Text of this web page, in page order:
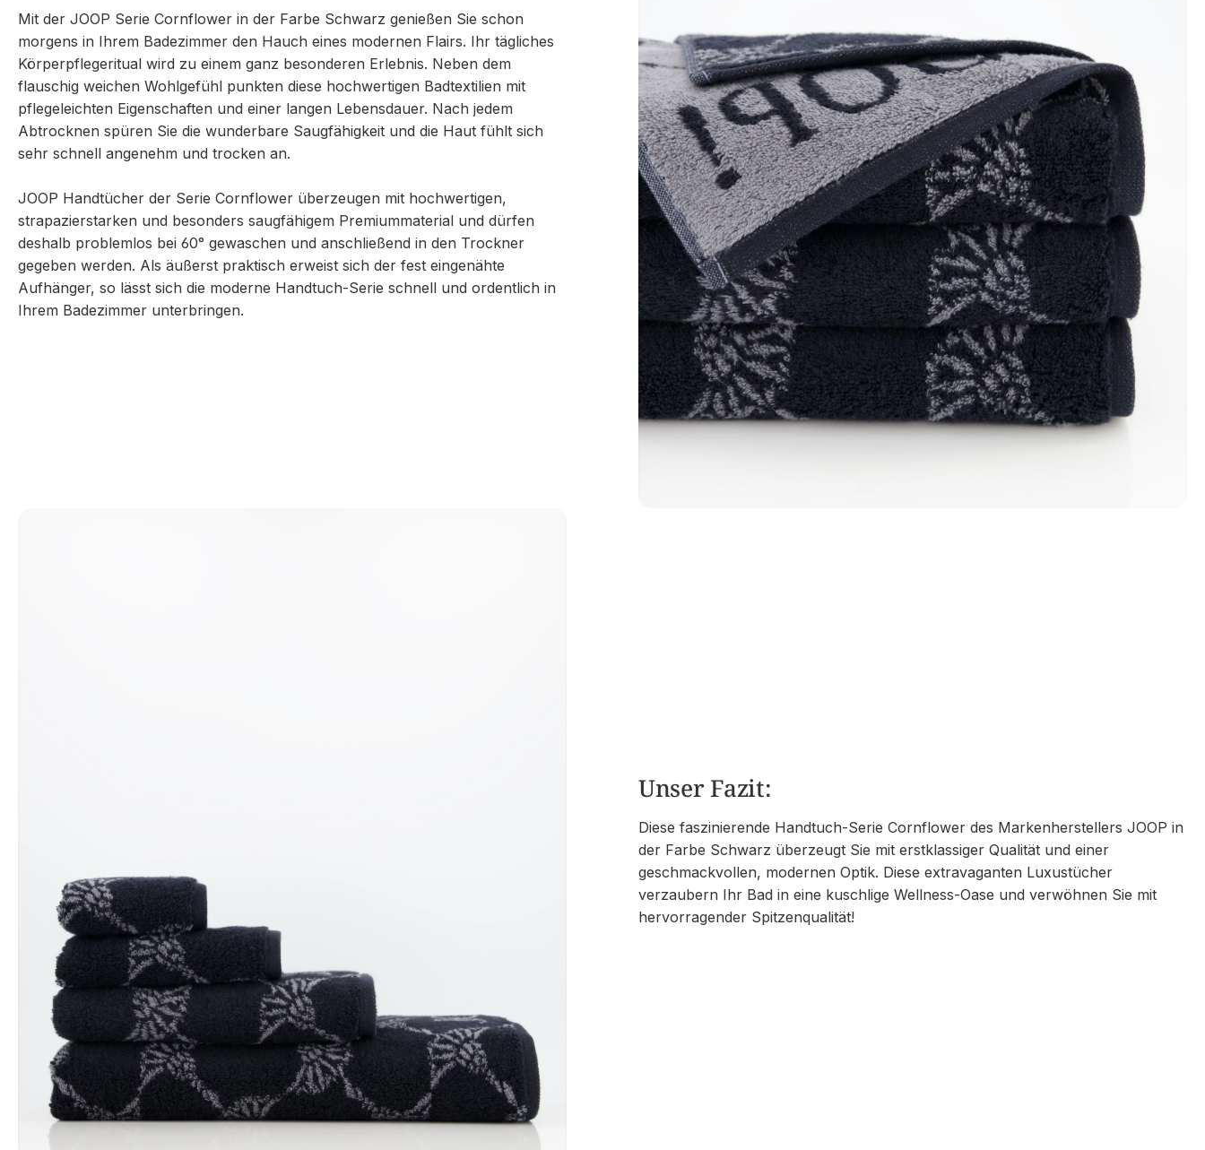
Mit der JOOP Serie Cornflower in der Farbe Schwarz genießen Sie schon
morgens in Ihrem Badezimmer den Hauch eines modernen Flairs. Ihr tägliches
Körperpflegeritual wird zu einem ganz besonderen Erlebnis. Neben dem
flauschig weichen Wohlgefühl punkten diese hochwertigen Badtextilien mit
pflegeleichten Eigenschaften und einer langen Lebensdauer. Nach jedem
Abtrocknen spüren Sie die wunderbare Saugfähigkeit und die Haut fühlt sich
sehr schnell angenehm und trocken an.
JOOP Handtücher der Serie Cornflower überzeugen mit hochwertigen,
strapazierstarken und besonders saugfähigem Premiummaterial und dürfen
deshalb problemlos bei 60° gewaschen und anschließend in den Trockner
gegeben werden. Als äußerst praktisch erweist sich der fest eingenähte
Aufhänger, so lässt sich die moderne Handtuch-Serie schnell und ordentlich in
Ihrem Badezimmer unterbringen.
Unser Fazit:
Diese faszinierende Handtuch-Serie Cornflower des Markenherstellers JOOP in
der Farbe Schwarz überzeugt Sie mit erstklassiger Qualität und einer
geschmackvollen, modernen Optik. Diese extravaganten Luxustücher
verzaubern Ihr Bad in eine kuschlige Wellness-Oase und verwöhnen Sie mit
hervorragender Spitzenqualität!